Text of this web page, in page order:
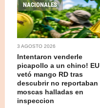
NACIONALES
3 AGOSTO 2026
Intentaron venderle
picapollo a un chino! EU
vetó mango RD tras
descubrir no reportaban
moscas halladas en
inspeccion